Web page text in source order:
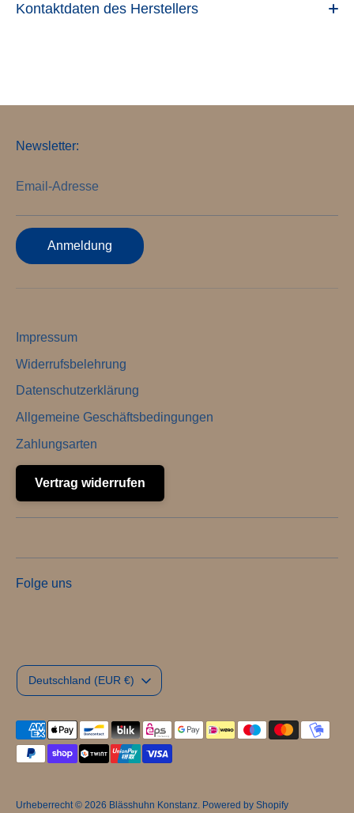
Kontaktdaten des Herstellers
Newsletter:
Email-Adresse
Anmeldung
Impressum
Widerrufsbelehrung
Datenschutzerklärung
Allgemeine Geschäftsbedingungen
Zahlungsarten
Vertrag widerrufen
Folge uns
Urheberrecht © 2026 Blässhuhn Konstanz. Powered by Shopify
Währung
Deutschland (EUR €)
Akzeptierte
Zahlungsarten